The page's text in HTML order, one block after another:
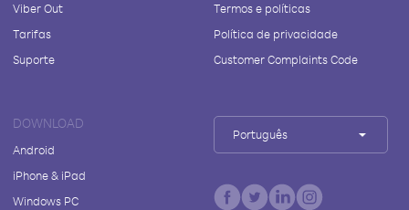
Viber Out
Tarifas
Suporte
Termos e políticas
Política de privacidade
Customer Complaints Code
DOWNLOAD
Android
iPhone & iPad
Windows PC
Português